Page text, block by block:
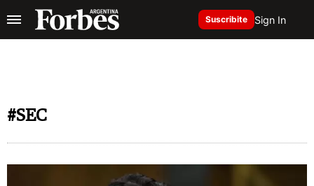
Suscribite Sign In
#SEC